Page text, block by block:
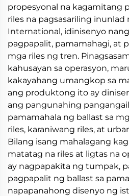
propesyonal na kagamitang
riles na pagsasariling inunlad
International, idinisenyo
pagpapalit, pamamahagi, at
mga riles ng tren.
kahusayan sa operasyon,
kakayahang umangkop sa
ang produktong ito ay
ang pangunahing
pamamahala ng ballast sa
riles, karaniwang riles, at
Bilang isang mahalagang
matatag na riles at ligtas na
ay nagpapakita ng tumpak,
pagpapalit ng ballast sa
napapanahong disenyo ng